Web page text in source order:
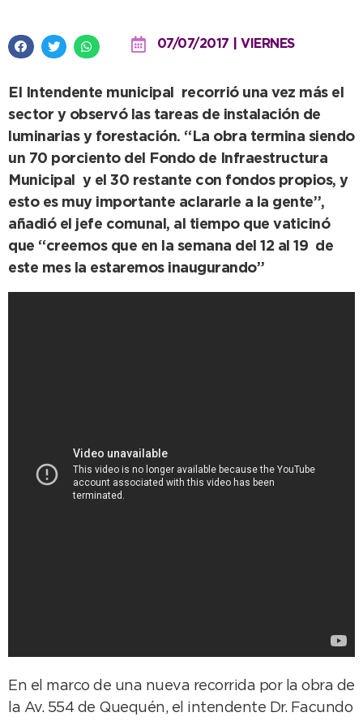
07/07/2017 | VIERNES
El Intendente municipal recorrió una vez más el
sector y observó las tareas de instalación de
luminarias y forestación. “La obra termina siendo
un 70 porciento del Fondo de Infraestructura
Municipal y el 30 restante con fondos propios, y
esto es muy importante aclararle a la gente”,
añadió el jefe comunal, al tiempo que vaticinó
que “creemos que en la semana del 12 al 19 de
este mes la estaremos inaugurando”
En el marco de una nueva recorrida por la obra de
la Av. 554 de Quequén, el intendente Dr. Facundo